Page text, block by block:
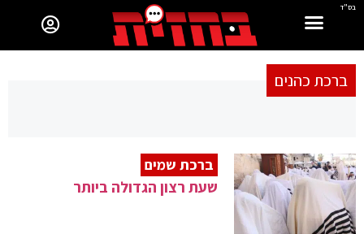
בס"ד
ברכת כהנים
ברכת שמים
שעת רצון הגדולה ביותר